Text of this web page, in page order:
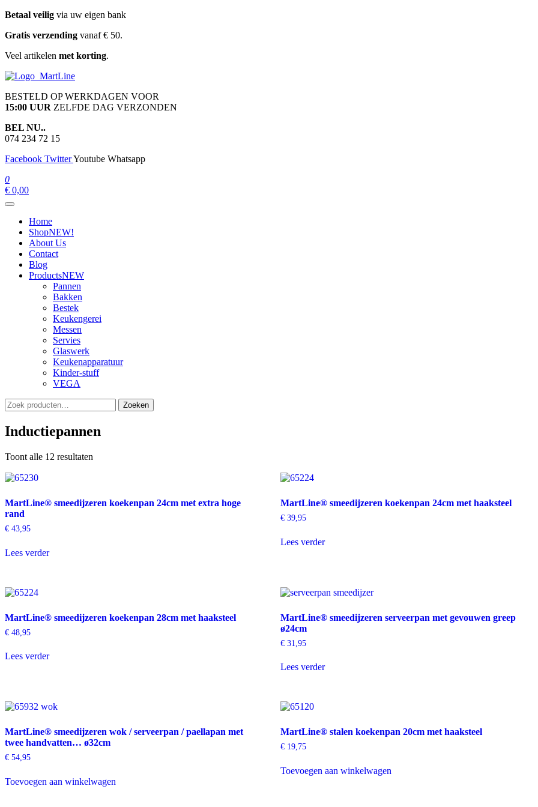
Ga
de
Betaal veilig via uw eigen bank
Gratis verzending vanaf € 50.
Veel artikelen met korting.
martline.nl
BESTELD OP WERKDAGEN VOOR
15:00 UUR ZELFDE DAG VERZONDEN
BEL NU..
074 234 72 15
Facebook TwitterYoutube Whatsapp
0
€ 0,00
Home
ShopNEW!
About Us
Contact
Blog
ProductsNEW
Pannen
Bakken
Bestek
Keukengerei
Messen
Servies
Glaswerk
Keukenapparatuur
Kinder-stuff
VEGA
Zoeken
naar:
Zoeken
Inductiepannen
Toont alle 12 resultaten
MartLine® smeedijzeren koekenpan 24cm met extra hoge
rand
€ 43,95
Lees verder
MartLine® smeedijzeren koekenpan 24cm met haaksteel
€39,95
Lees verder
MartLine® smeedijzeren koekenpan 28cm met haaksteel
€ 48,95
Lees verder
MartLine® smeedijzeren serveerpan met gevouwen greep
ø24cm
€31,95
Lees verder
MartLine® smeedijzeren wok / serveerpan / paellapan met
twee handvatten… ø32cm
€ 54,95
Toevoegen aan winkelwagen
MartLine® stalen koekenpan 20cm met haaksteel
€19,75
Toevoegen aan winkelwagen